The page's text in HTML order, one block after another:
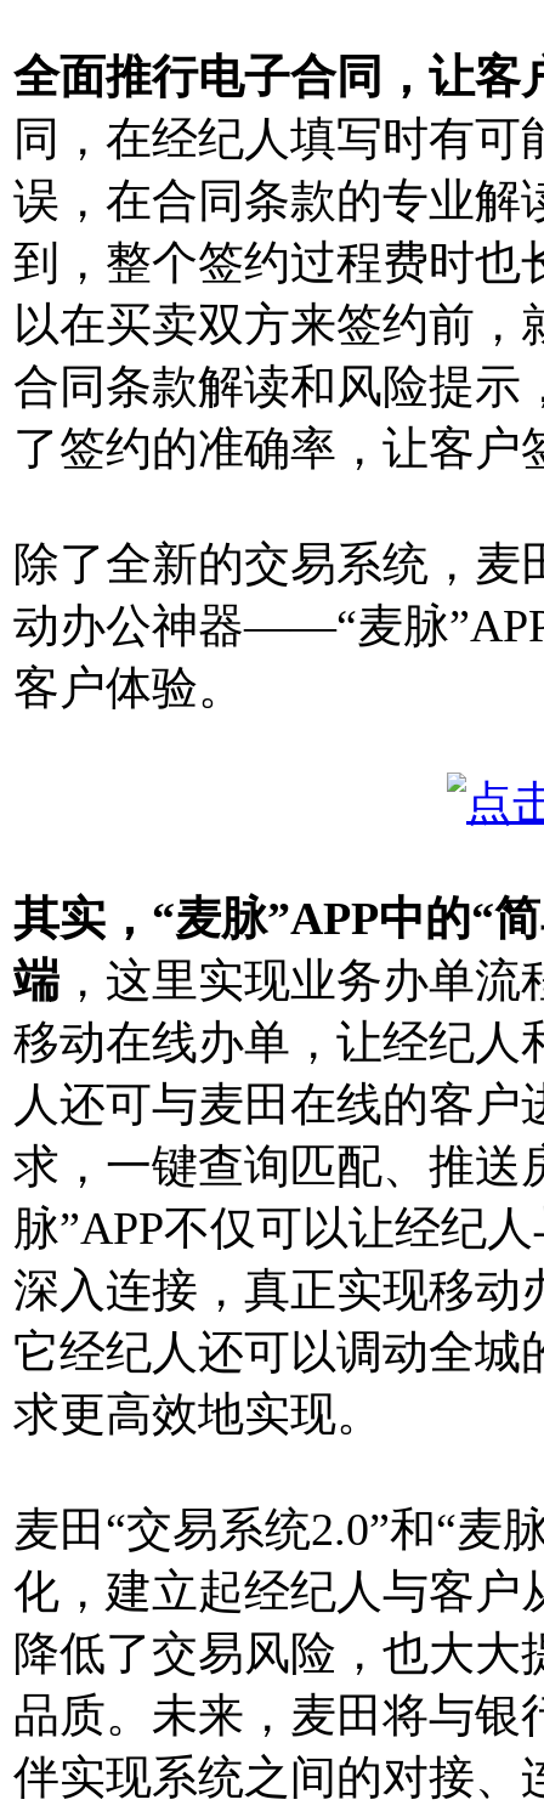
全面推行电子合同，让客
同，在经纪人填写时有
误，在合同条款的专业解
到，整个签约过程费时也
以在买卖双方来签约前
合同条款解读和风险提示
了签约的准确率，让客户
除了全新的交易系统，
动办公神器——“麦脉
客户体验。
其实，“麦脉”APP中的“
端 ，这里实现业务办单
移动在线办单，让经纪人
人还可与麦田在线的客
求，一键查询匹配、推送
脉”APP不仅可以让经纪
深入连接，真正实现移动
它经纪人还可以调动全城
求更高效地实现。
麦田“交易系统2.0”和“麦
化，建立起经纪人与客户
降低了交易风险，也大
品质。未来，麦田将与银
伴实现系统之间的对接、